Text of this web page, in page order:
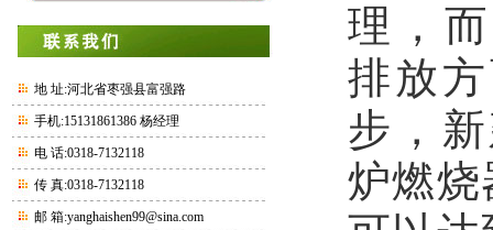
地 址:河北省枣强县富强路
手机:15131861386 杨经理
电 话:0318-7132118
传 真:0318-7132118
邮 箱:yanghaishen99@sina.com
理，
排放
步，
炉燃烧